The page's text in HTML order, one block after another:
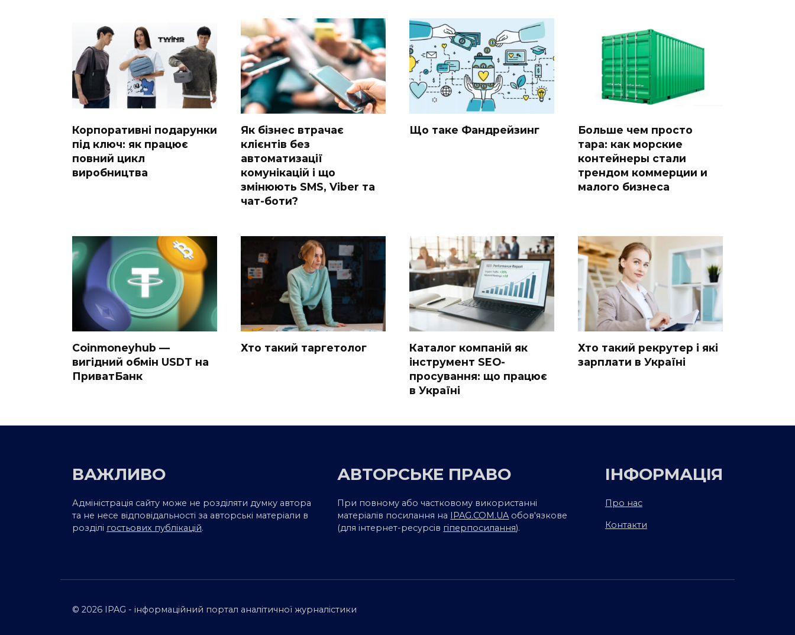
Корпоративні подарунки
під ключ: як працює
повний цикл
виробництва
Як бізнес втрачає
клієнтів без
автоматизації
комунікацій і що
змінюють SMS, Viber та
чат-боти?
Що таке Фандрейзинг
Больше чем просто
тара: как морские
контейнеры стали
трендом коммерции и
малого бизнеса
Coinmoneyhub —
вигідний обмін USDT на
ПриватБанк
Хто такий таргетолог
Каталог компаній як
інструмент SEO-
просування: що працює
в Україні
Хто такий рекрутер і які
зарплати в Україні
ВАЖЛИВО
Адміністрація сайту може не розділяти думку автора
та не несе відповідальності за авторські матеріали в
розділі гостьових публікацій.
АВТОРСЬКЕ ПРАВО
При повному або частковому використанні
матеріалів посилання на IPAG.COM.UA обов'язкове
(для інтернет-ресурсів гіперпосилання).
ІНФОРМАЦІЯ
Про нас
Контакти
© 2026 IPAG - інформаційний портал аналітичної журналістики